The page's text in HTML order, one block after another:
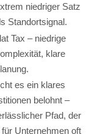
niedriger Satz
Standortsignal.
Tax – niedrige
klare
es ein klares
belohnt –
Pfad, der
Unternehmen oft